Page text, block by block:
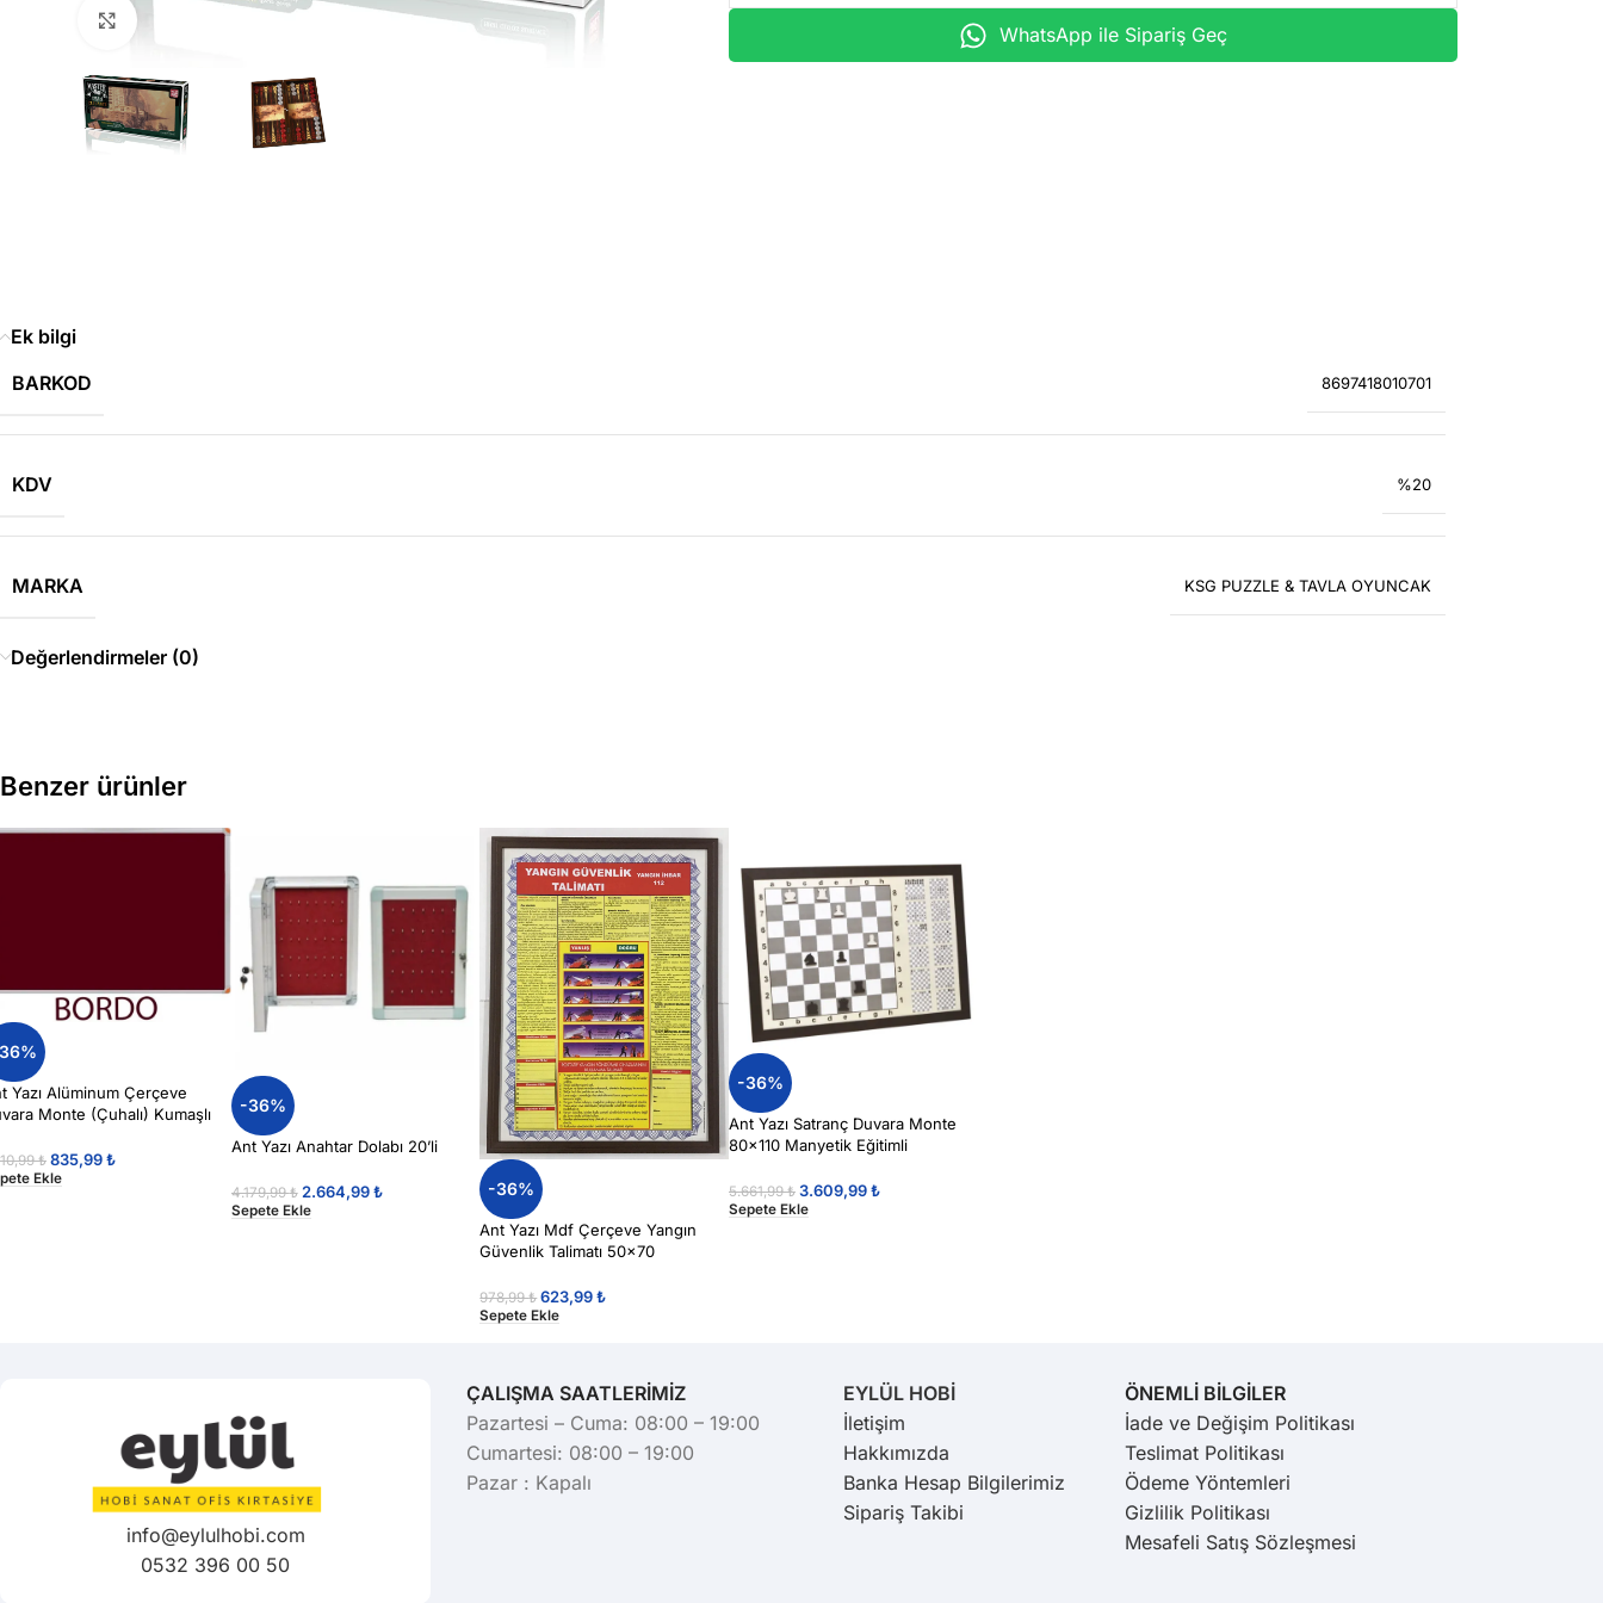
WhatsApp ile Sipariş Geç
Ek bilgi
BARKOD
8697418010701
KDV %20
MARKA KSG PUZZLE & TAVLA OYUNCAK
Değerlendirmeler (0)
Benzer ürünler
Yazı Alüminum Çerçeve
Monte (Çuhalı) Kumaşlı
₺ 835,99₺
Ekle
-36%
Ant Yazı Anahtar Dolabı 20’li
4.179,99₺ 2.664,99₺
Sepete Ekle
-36%
Ant Yazı Mdf Çerçeve Yangın
Güvenlik Talimatı 50×70
978,99₺ 623,99₺
Sepete Ekle
-36%
Ant Yazı Satranç Duvara Monte
80×110 Manyetik Eğitimli
5.661,99₺ 3.609,99₺
Sepete Ekle
info@eylulhobi.com
0532 396 00 50
ÇALIŞMA SAATLERİMİZ
Pazartesi – Cuma: 08:00 – 19:00
Cumartesi: 08:00 – 19:00
Pazar : Kapalı
EYLÜL HOBİ
İletişim
Hakkımızda
Banka Hesap Bilgilerimiz
Sipariş Takibi
ÖNEMLİ BİLGİLER
İade ve Değişim Politikası
Teslimat Politikası
Ödeme Yöntemleri
Gizlilik Politikası
Mesafeli Satış Sözleşmesi